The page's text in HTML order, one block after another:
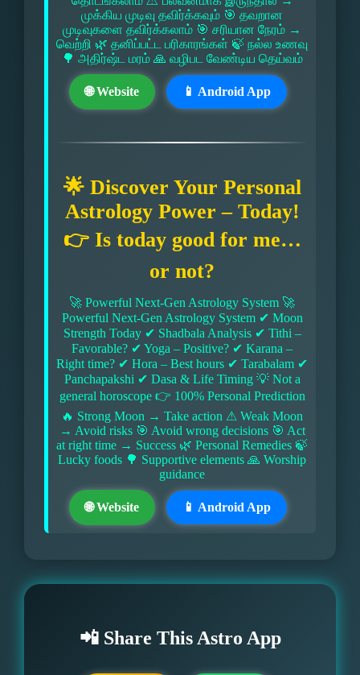
முக்கிய முடிவு தவிர்க்கவும் 🎯 தவறான
முடிவுகளை தவிர்க்கலாம் 🎯 சரியான நேரம் →
வெற்றி 🌿 தனிப்பட்ட பரிகாரங்கள் 🍃 நல்ல உணவு
🌳 அதிர்ஷ்ட மரம் 🙏 வழிபட வேண்டிய தெய்வம்
🌐 Website 📱 Android App
🌟 Discover Your Personal
Astrology Power – Today!
👉 Is today good for me…
or not?
🚀 Powerful Next-Gen Astrology System 🚀
Powerful Next-Gen Astrology System ✔ Moon
Strength Today ✔ Shadbala Analysis ✔ Tithi –
Favorable? ✔ Yoga – Positive? ✔ Karana –
Right time? ✔ Hora – Best hours ✔ Tarabalam ✔
Panchapakshi ✔ Dasa & Life Timing 💡 Not a
general horoscope 👉 100% Personal Prediction
🔥 Strong Moon → Take action ⚠ Weak Moon
→ Avoid risks 🎯 Avoid wrong decisions 🎯 Act
at right time → Success 🌿 Personal Remedies 🍃
Lucky foods 🌳 Supportive elements 🙏 Worship
guidance
🌐 Website 📱 Android App
📲 Share This Astro App